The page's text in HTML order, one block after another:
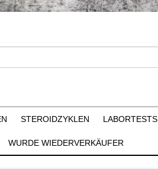
STEROIDZYKLEN LABORTESTS
WURDE WIEDERVERKÄUFER